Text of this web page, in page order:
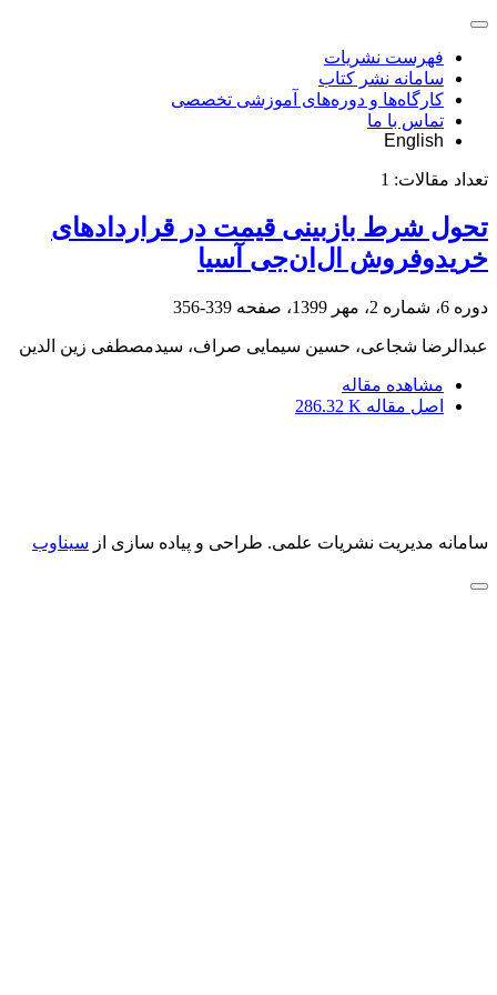
فهرست نشریات
سامانه نشر کتاب
کارگاه‌ها و دوره‌های آموزشی تخصصی
تماس با ما
English
تعداد مقالات: 1
تحول شرط بازبینی قیمت در قراردادهای
خرید‌وفروش ال‌ان‌جی آسیا
دوره 6، شماره 2، مهر 1399، صفحه 339-356
عبدالرضا شجاعی، حسین سیمایی صراف، سیدمصطفی زین الدین
مشاهده مقاله
اصل مقاله 286.32 K
سامانه مدیریت نشریات علمی. طراحی و پیاده سازی از سیناوب